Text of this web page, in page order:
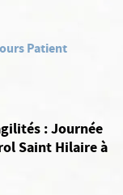
Patient
: Journée
Saint Hilaire à